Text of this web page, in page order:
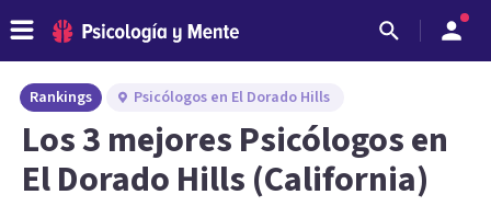
Rankings Psicólogos en El Dorado Hills
Los 3 mejores Psicólogos en
El Dorado Hills (California)